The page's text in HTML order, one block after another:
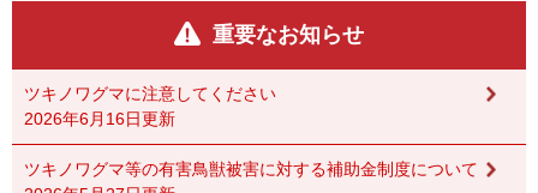
重要なお知らせ
ツキノワグマに注意してください
2026年6月16日更新
ツキノワグマ等の有害鳥獣被害に対する補助金制度について